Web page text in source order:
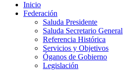
Inicio
Federación
Saluda Presidente
Saluda Secretario General
Referencia Histórica
Servicios y Objetivos
Óganos de Gobierno
Legislación